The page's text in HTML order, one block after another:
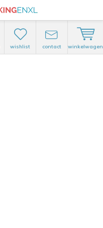
wishlist contact winkelwagen